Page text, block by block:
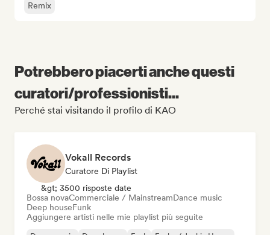
Remix
Potrebbero piacerti anche questi
curatori/professionisti...
Perché stai visitando il profilo di KAO
Vokall Records
Curatore Di Playlist
&gt; 3500 risposte date
Bossa novaCommerciale / MainstreamDance music
Deep houseFunk
Aggiungere artisti nelle mie playlist più seguite